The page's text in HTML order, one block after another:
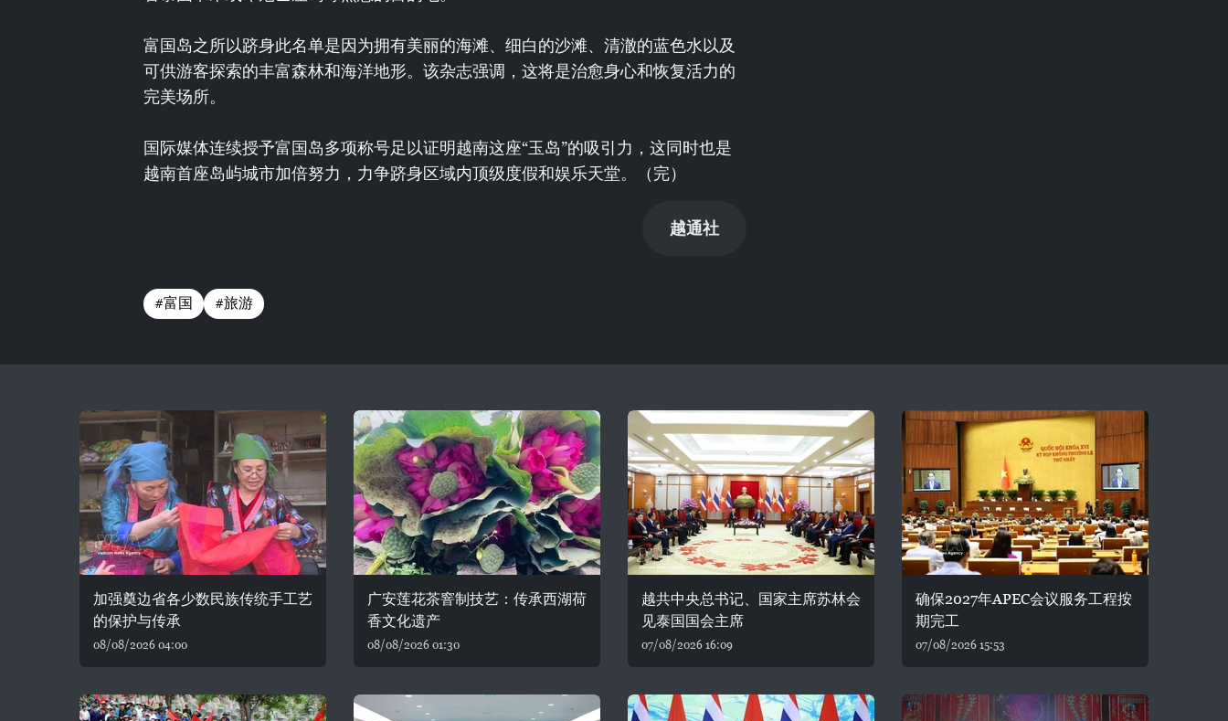
富国岛之所以跻身此名单是因为拥有美丽的海滩、细白的沙滩、清澈的蓝色水以及
可供游客探索的丰富森林和海洋地形。该杂志强调，这将是治愈身心和恢复活力的
完美场所。
国际媒体连续授予富国岛多项称号足以证明越南这座“玉岛”的吸引力，这同时也是
越南首座岛屿城市加倍努力，力争跻身区域内顶级度假和娱乐天堂。（完）
越通社
#富国 #旅游
加强奠边省各少数民族传统手工艺
的保护与传承
08/08/2026 04:00
广安莲花茶窨制技艺：传承西湖荷
香文化遗产
08/08/2026 01:30
越共中央总书记、国家主席苏林会
见泰国国会主席
07/08/2026 16:09
确保2027年APEC会议服务工程按
期完工
07/08/2026 15:53